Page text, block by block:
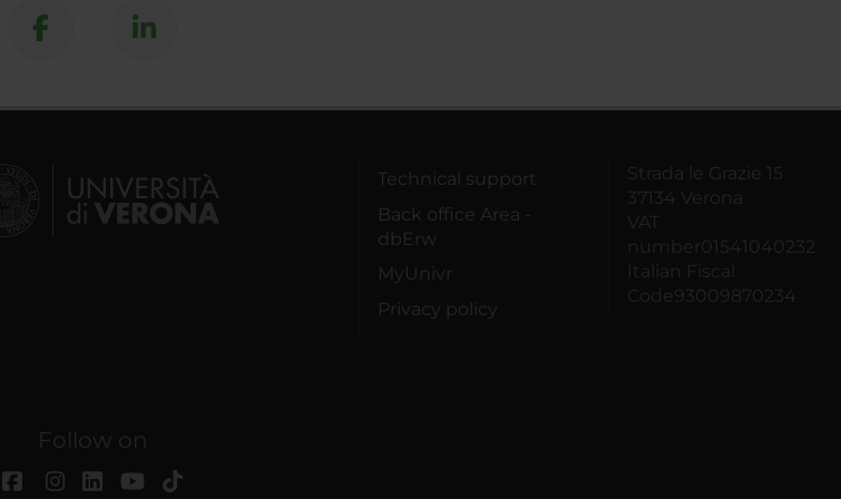
Technical support
Back office Area -
dbErw
MyUnivr
Privacy policy
Strada le Grazie 15
37134 Verona
VAT
number01541040232
Italian Fiscal
Code93009870234
Follow on